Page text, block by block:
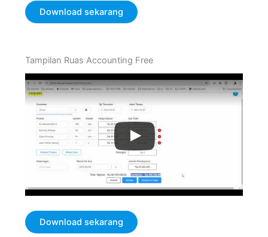
Download sekarang
Tampilan Ruas Accounting Free
Download sekarang